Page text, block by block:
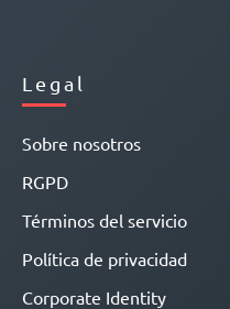
Legal
Sobre nosotros
RGPD
Términos del servicio
Política de privacidad
Corporate Identity